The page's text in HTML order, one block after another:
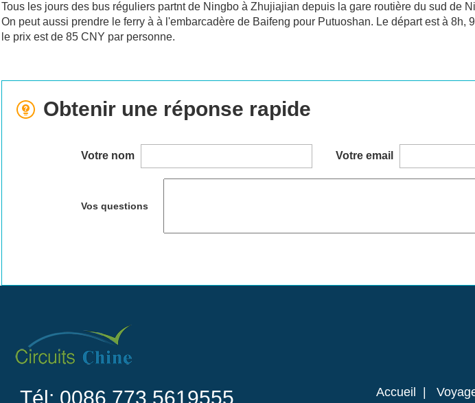
Tous les jours des bus réguliers partnt de Ningbo à Zhujiajian depuis la gare routière du sud de
On peut aussi prendre le ferry à à l'embarcadère de Baifeng pour Putuoshan. Le départ est à 8h,
le prix est de 85 CNY par personne.
Obtenir une réponse rapide
Votre nom Votre email
Vos questions
Tél: 0086 773 5619555 Accueil